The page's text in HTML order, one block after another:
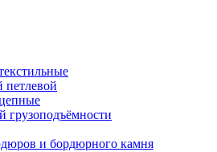
петлевой
грузоподъёмности
и бордюрного камня